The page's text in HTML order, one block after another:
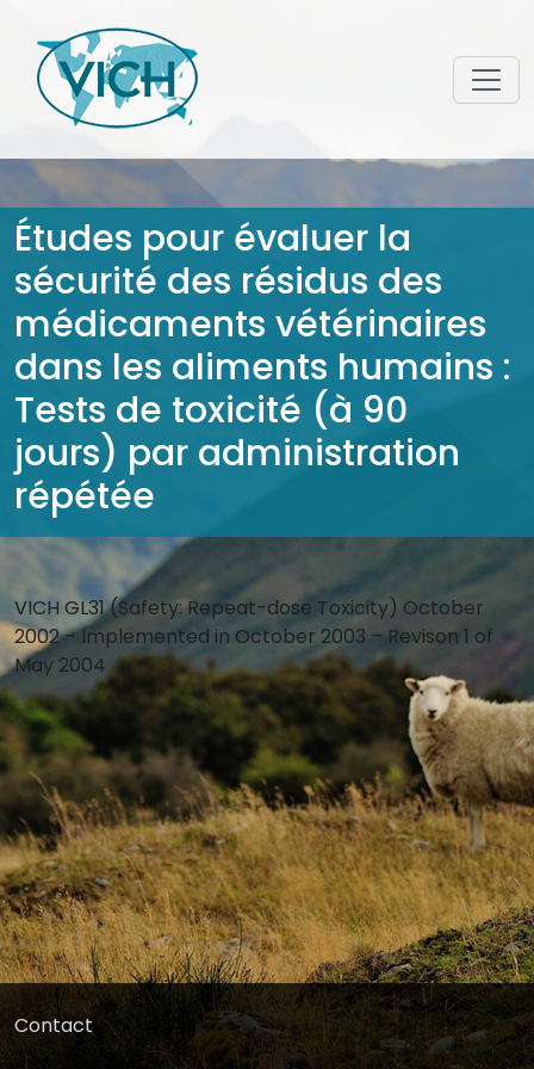
Études pour évaluer la
sécurité des résidus des
médicaments vétérinaires
dans les aliments humains :
Tests de toxicité (à 90
jours) par administration
répétée
VICH GL31 (Safety: Repeat-dose Toxicity) October
2002 – Implemented in October 2003 – Revison 1 of
May 2004
Contact